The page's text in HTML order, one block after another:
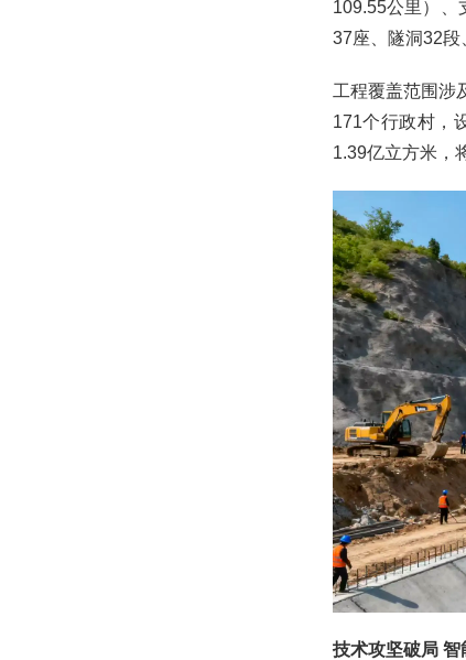
109.55公里）、
37座、隧洞32段
工程覆盖范围涉
171个行政村，
1.39亿立方米，
技术攻坚破局